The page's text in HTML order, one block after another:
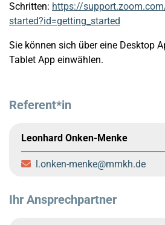
Schritten: https://
started?id=getting_started
Sie können sich über eine Desktop
Tablet App einwählen.
Referent*in
Leonhard Onken-Menke
l.onken-menke mmkh.de
Ihr Ansprechpartner